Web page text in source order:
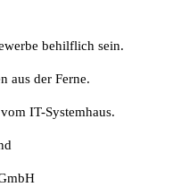
behilflich sein.
aus der Ferne.
IT-Systemhaus.